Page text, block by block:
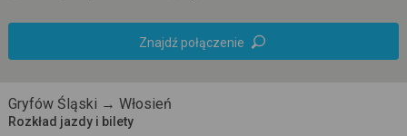
Znajdź połączenie
Gryfów Śląski → Włosień
Rozkład jazdy i bilety